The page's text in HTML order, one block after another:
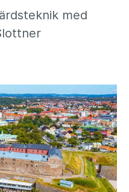
med